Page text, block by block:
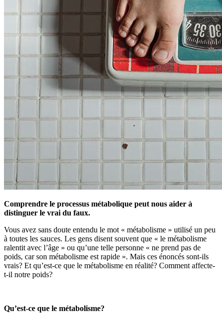
Comprendre le processus métabolique peut nous aider à
distinguer le vrai du faux.
Vous avez sans doute entendu le mot « métabolisme » utilisé un peu
à toutes les sauces. Les gens disent souvent que « le métabolisme
ralentit avec l’âge » ou qu’une telle personne « ne prend pas de
poids, car son métabolisme est rapide ». Mais ces énoncés sont-ils
vrais? Et qu’est-ce que le métabolisme en réalité? Comment affecte-
t-il notre poids?
Qu’est-ce que le métabolisme?